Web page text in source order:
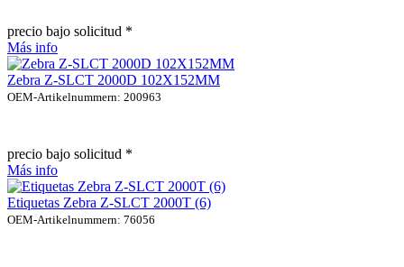
precio bajo solicitud *
Más info
Zebra Z-SLCT 2000D 102X152MM
OEM-Artikelnummern: 200963
precio bajo solicitud *
Más info
Etiquetas Zebra Z-SLCT 2000T (6)
OEM-Artikelnummern: 76056